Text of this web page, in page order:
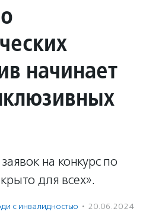
начинает
на конкурс по
для всех».
с инвалидностью · 20.06.2024